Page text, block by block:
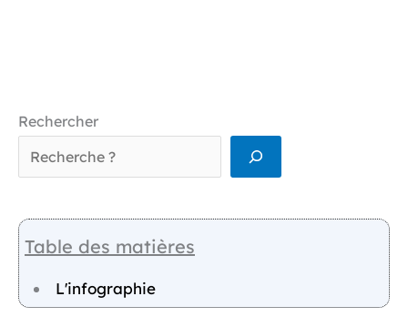
Rechercher
Table des matières
L'infographie